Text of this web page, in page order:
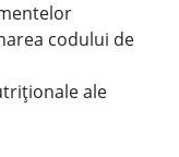
codului de
ale